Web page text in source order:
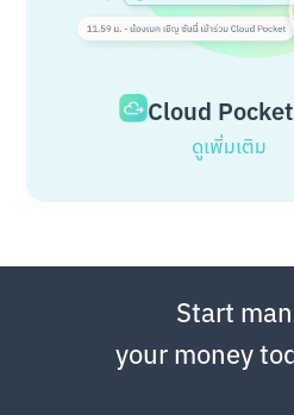
Cloud
ดูเพิ่มเติม
Start
your money